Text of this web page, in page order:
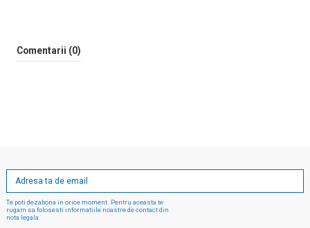
Comentarii (0)
Te poti dezabona in orice moment. Pentru aceasta te
rugam sa folosesti informatiile noastre de contact din
nota legala.